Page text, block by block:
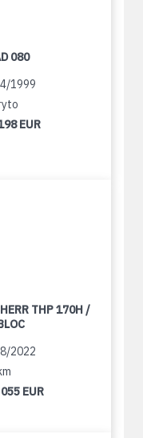
080
1999
EUR
THP 170H /
2022
EUR